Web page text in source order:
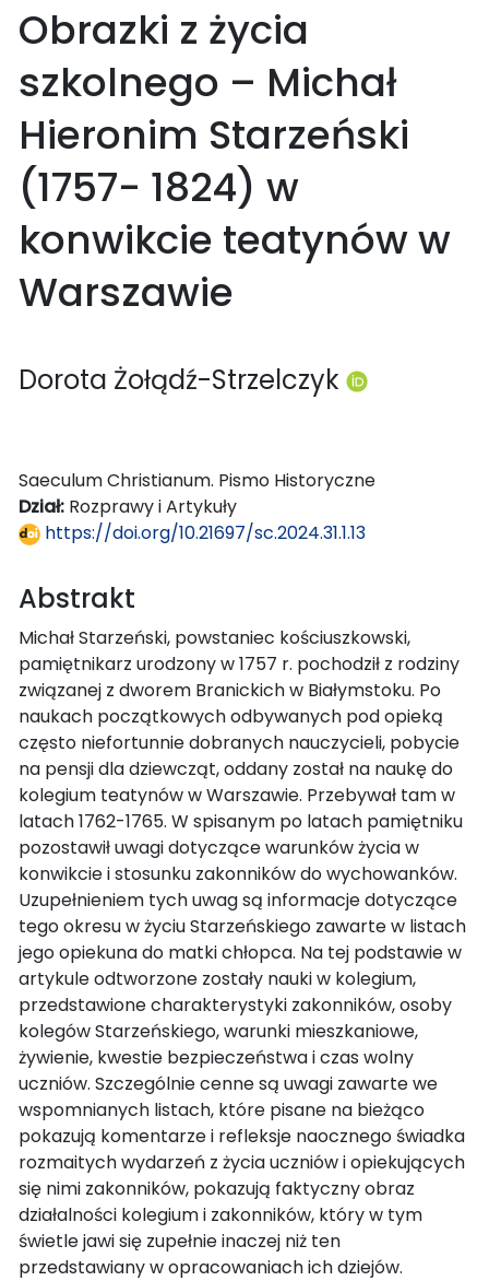
Obrazki z życia
szkolnego – Michał
Hieronim Starzeński
(1757- 1824) w
konwikcie teatynów w
Warszawie
Dorota Żołądź-Strzelczyk
Saeculum Christianum. Pismo Historyczne
Dział: Rozprawy i Artykuły
https://doi.org/10.21697/sc.2024.31.1.13
Abstrakt
Michał Starzeński, powstaniec kościuszkowski,
pamiętnikarz urodzony w 1757 r. pochodził z rodziny
związanej z dworem Branickich w Białymstoku. Po
naukach początkowych odbywanych pod opieką
często niefortunnie dobranych nauczycieli, pobycie
na pensji dla dziewcząt, oddany został na naukę do
kolegium teatynów w Warszawie. Przebywał tam w
latach 1762-1765. W spisanym po latach pamiętniku
pozostawił uwagi dotyczące warunków życia w
konwikcie i stosunku zakonników do wychowanków.
Uzupełnieniem tych uwag są informacje dotyczące
tego okresu w życiu Starzeńskiego zawarte w listach
jego opiekuna do matki chłopca. Na tej podstawie w
artykule odtworzone zostały nauki w kolegium,
przedstawione charakterystyki zakonników, osoby
kolegów Starzeńskiego, warunki mieszkaniowe,
żywienie, kwestie bezpieczeństwa i czas wolny
uczniów. Szczególnie cenne są uwagi zawarte we
wspomnianych listach, które pisane na bieżąco
pokazują komentarze i refleksje naocznego świadka
rozmaitych wydarzeń z życia uczniów i opiekujących
się nimi zakonników, pokazują faktyczny obraz
działalności kolegium i zakonników, który w tym
świetle jawi się zupełnie inaczej niż ten
przedstawiany w opracowaniach ich dziejów.